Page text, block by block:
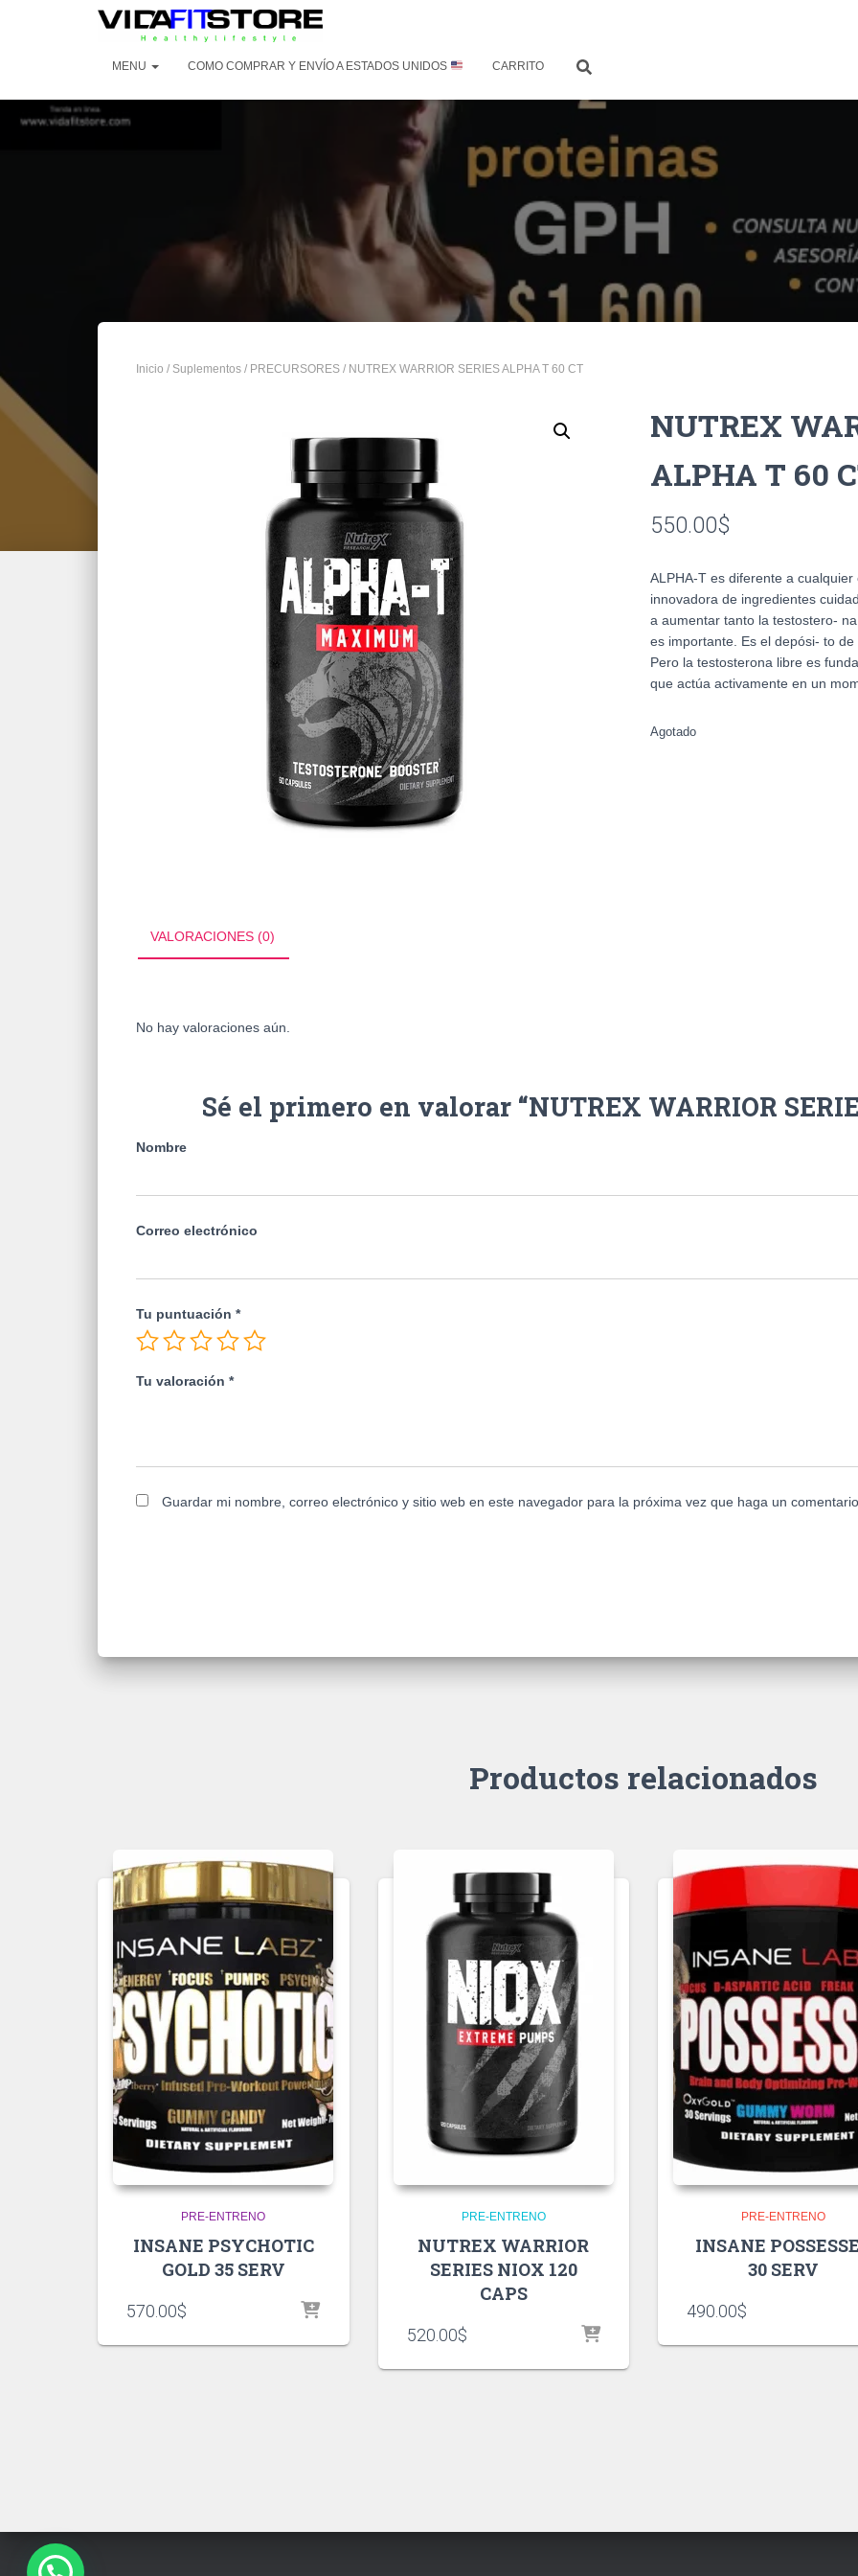
MENU COMO COMPRAR Y ENVÍO A ESTADOS UNIDOS CARRITO
Inicio / Suplementos / PRECURSORES / NUTREX WARRIOR SERIES ALPHA T 60 CT
NUTREX
ALPHA T 60
550.00$
ALPHA-T es diferente a
innovadora de ingredientes
a aumentar tanto la testostero-
es importante. Es el depósi- to
Pero la testosterona libre es
que actúa activamente en un
Agotado
VALORACIONES (0)
No hay valoraciones aún.
Sé el primero en valorar “NUTREX WARRIOR
Nombre
Correo electrónico
Tu puntuación *
Tu valoración *
Guardar mi nombre, correo electrónico y sitio web en este navegador para la próxima vez que haga un
Productos relacionados
PRE-ENTRENO
INSANE PSYCHOTIC
GOLD 35 SERV
570.00$
PRE-ENTRENO
NUTREX WARRIOR
SERIES NIOX 120
CAPS
520.00$
PRE-ENTRENO
INSANE
30 SERV
490.00$